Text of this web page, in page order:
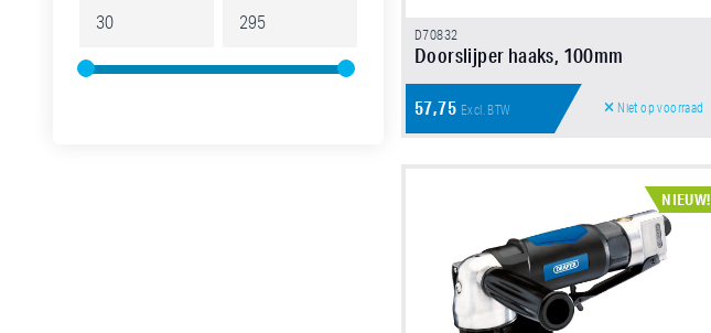
D70832
Doorslijper haaks, 100mm
57,75 Excl. BTW Niet op voorraad
NIEUW!